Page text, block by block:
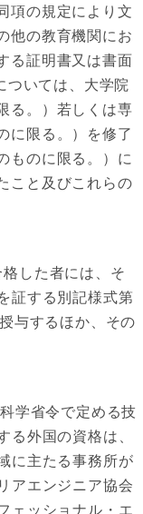
項の規定により文
他の教育機関にお
る証明書又は書面
いては、大学院
る。）若しくは専
に限る。）を修了
ものに限る。）に
こと及びこれらの
した者には、そ
証する別記様式第
与するほか、その
学省令で定める技
る外国の資格は、
に主たる事務所が
アエンジニア協会
ェッショナル・エ